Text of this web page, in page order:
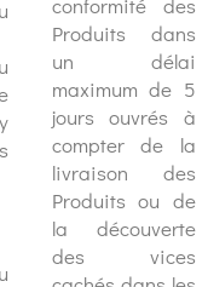
Produits dans
un délai
maximum de 5
jours ouvrés à
compter de la
livraison des
Produits ou de
la découverte
des vices